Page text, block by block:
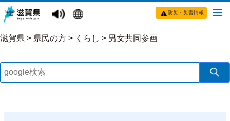
防災・災害情報
滋賀県 > 県民の方 > くらし > 男女共同参画